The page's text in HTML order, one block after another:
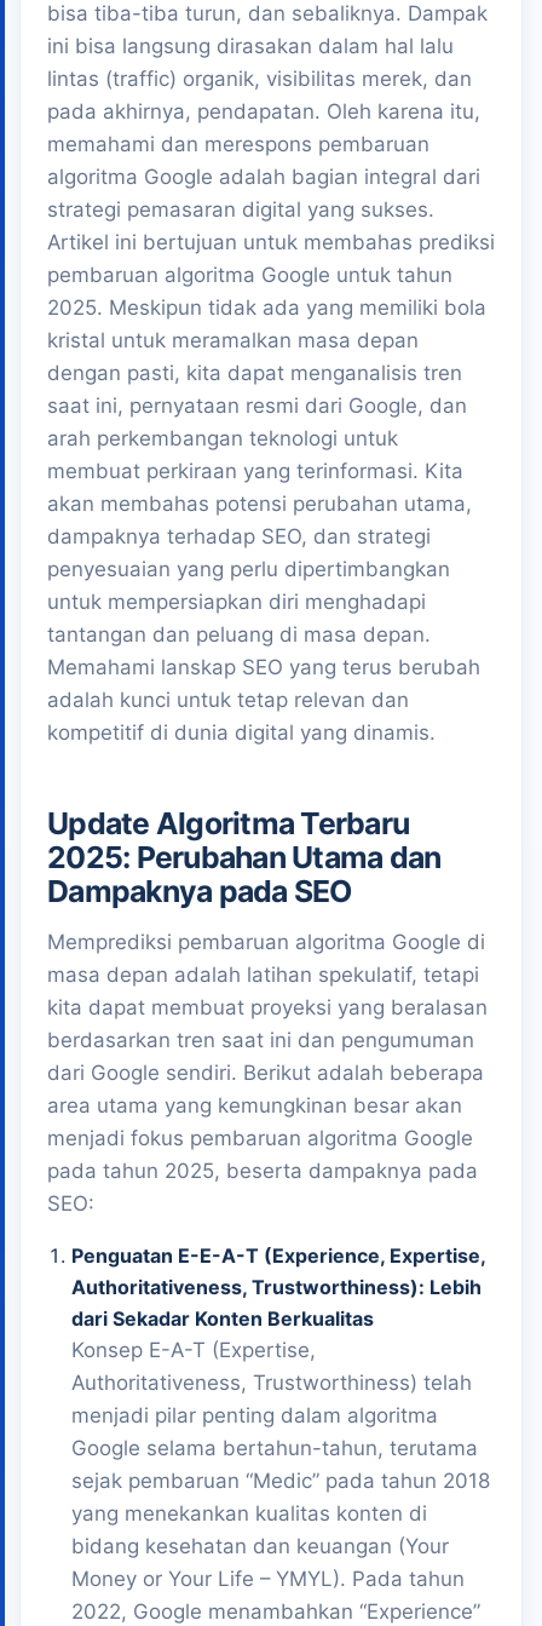
bisa tiba-tiba turun, dan sebaliknya. Dampak
ini bisa langsung dirasakan dalam hal lalu
lintas (traffic) organik, visibilitas merek, dan
pada akhirnya, pendapatan. Oleh karena itu,
memahami dan merespons pembaruan
algoritma Google adalah bagian integral dari
strategi pemasaran digital yang sukses.
Artikel ini bertujuan untuk membahas prediksi
pembaruan algoritma Google untuk tahun
2025. Meskipun tidak ada yang memiliki bola
kristal untuk meramalkan masa depan
dengan pasti, kita dapat menganalisis tren
saat ini, pernyataan resmi dari Google, dan
arah perkembangan teknologi untuk
membuat perkiraan yang terinformasi. Kita
akan membahas potensi perubahan utama,
dampaknya terhadap SEO, dan strategi
penyesuaian yang perlu dipertimbangkan
untuk mempersiapkan diri menghadapi
tantangan dan peluang di masa depan.
Memahami lanskap SEO yang terus berubah
adalah kunci untuk tetap relevan dan
kompetitif di dunia digital yang dinamis.
Update Algoritma Terbaru
2025: Perubahan Utama dan
Dampaknya pada SEO
Memprediksi pembaruan algoritma Google di
masa depan adalah latihan spekulatif, tetapi
kita dapat membuat proyeksi yang beralasan
berdasarkan tren saat ini dan pengumuman
dari Google sendiri. Berikut adalah beberapa
area utama yang kemungkinan besar akan
menjadi fokus pembaruan algoritma Google
pada tahun 2025, beserta dampaknya pada
SEO:
Penguatan E-E-A-T (Experience, Expertise,
Authoritativeness, Trustworthiness): Lebih
dari Sekadar Konten Berkualitas
Konsep E-A-T (Expertise,
Authoritativeness, Trustworthiness) telah
menjadi pilar penting dalam algoritma
Google selama bertahun-tahun, terutama
sejak pembaruan “Medic” pada tahun 2018
yang menekankan kualitas konten di
bidang kesehatan dan keuangan (Your
Money or Your Life – YMYL). Pada tahun
2022, Google menambahkan “Experience”